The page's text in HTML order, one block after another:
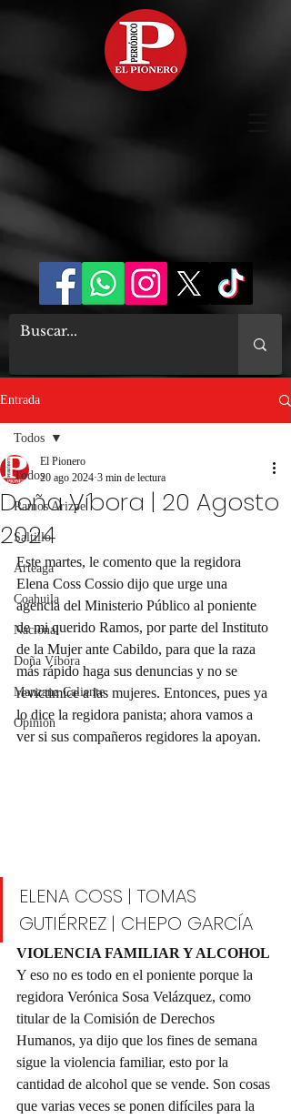
Entrada
Todos
Ramos Arizpe
Saltillo
Arteaga
Coahuila
Nacional
Doña Víbora
Manzana Caliente
Opinión
Todos
Doña Víbora | 20 Agosto
2024
El Pionero
20 ago 2024 3 min de lectura
Este martes, le comento que la regidora
Elena Coss Cossio dijo que urge una
agencia del Ministerio Público al poniente
de mi querido Ramos, por parte del Instituto
de la Mujer ante Cabildo, para que la raza
más rápido haga sus denuncias y no se
revictimice a las mujeres. Entonces, pues ya
lo dice la regidora panista; ahora vamos a
ver si sus compañeros regidores la apoyan.
ELENA COSS | TOMAS
GUTIÉRREZ | CHEPO GARCÍA
VIOLENCIA FAMILIAR Y ALCOHOL
Y eso no es todo en el poniente porque la
regidora Verónica Sosa Velázquez, como
titular de la Comisión de Derechos
Humanos, ya dijo que los fines de semana
sigue la violencia familiar, esto por la
cantidad de alcohol que se vende. Son cosas
que varias veces se ponen difíciles para la